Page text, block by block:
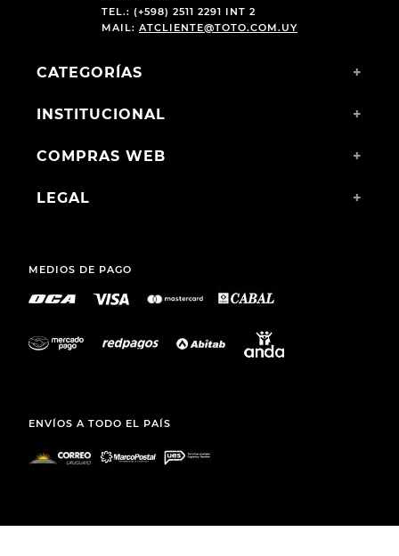
TEL.: (+598) 2511 2291 INT 2
MAIL: ATCLIENTE@TOTO.COM.UY
CATEGORÍAS +
INSTITUCIONAL +
COMPRAS WEB +
LEGAL +
MEDIOS DE PAGO
ENVÍOS A TODO EL PAÍS